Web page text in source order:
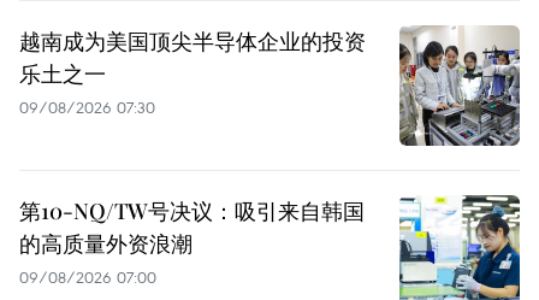
越南成为美国顶尖半导体企业的投资
乐土之一
09/08/2026 07:30
第10-NQ/TW号决议：吸引来自韩国
的高质量外资浪潮
09/08/2026 07:00